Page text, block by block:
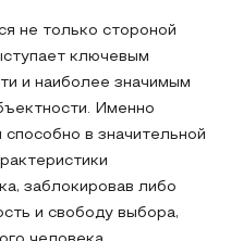
не только стороной
ключевым
и наиболее значимым
Именно
в значительной
заблокировав либо
и свободу выбора,